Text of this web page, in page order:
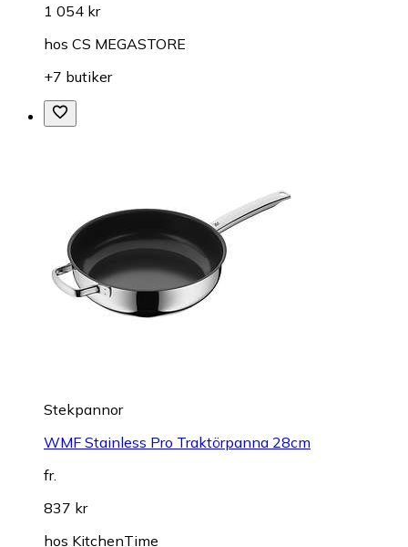
1 054 kr
hos CS MEGASTORE
+7 butiker
Stekpannor
WMF Stainless Pro Traktörpanna 28cm
fr.
837 kr
hos KitchenTime